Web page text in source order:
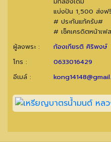
แบ่งปัน 1,500 ส่งฟ
# ประกันแท้ครับ#
# เช็คเครดิตหน้าเฟ
ผู้ลงพระ :
ก้องเกียรติ ศิริพงษ์
โทร :
0633016429
อีเมล์ :